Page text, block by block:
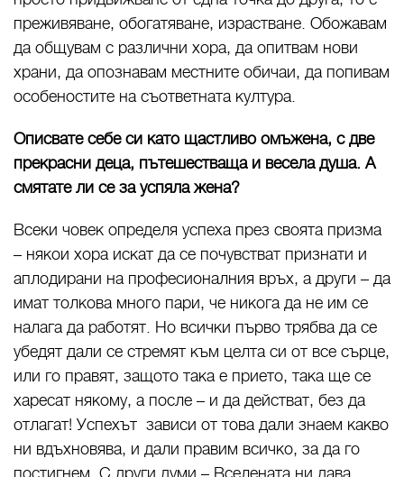
преживяване, обогатяване, израстване. Обожавам
да общувам с различни хора, да опитвам нови
храни, да опознавам местните обичаи, да попивам
особеностите на съответната култура.
Описвате себе си като щастливо омъжена, с две
прекрасни деца, пътешестваща и весела душа. А
смятате ли се за успяла жена?
Всеки човек определя успеха през своята призма
– някои хора искат да се почувстват признати и
аплодирани на професионалния връх, а други – да
имат толкова много пари, че никога да не им се
налага да работят. Но всички първо трябва да се
убедят дали се стремят към целта си от все сърце,
или го правят, защото така е прието, така ще се
харесат някому, а после – и да действат, без да
отлагат! Успехът зависи от това дали знаем какво
ни вдъхновява, и дали правим всичко, за да го